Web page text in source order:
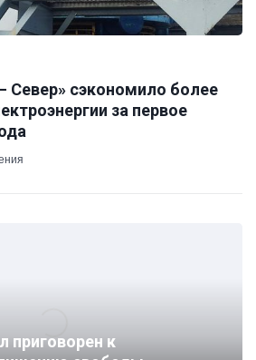
Север» сэкономило более
за первое
приговорен к